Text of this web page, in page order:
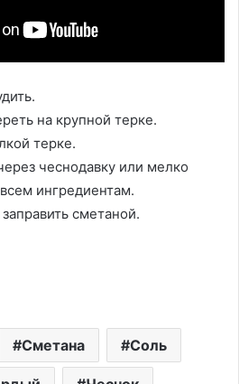
на крупной терке.
терке.
чеснодавку или мелко
ингредиентам.
сметаной.
Сметана Соль